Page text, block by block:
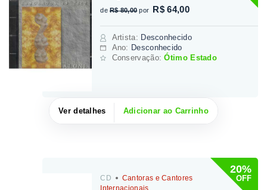
de R$ 80,00 por R$ 64,00
Artista: Desconhecido
Ano: Desconhecido
Conservação:Ótimo Estado
Ver detalhes Adicionar ao Carrinho
20%
OFF
CD
Cantoras e Cantores
Internacionais